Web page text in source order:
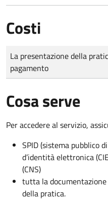
Costi
Tipo di pagamento
Importo
La presentazione della
pagamento
Cosa serve
Per accedere al servizio,
SPID (sistema pubblico
d’identità elettronica
(CNS)
tutta la
della pratica.